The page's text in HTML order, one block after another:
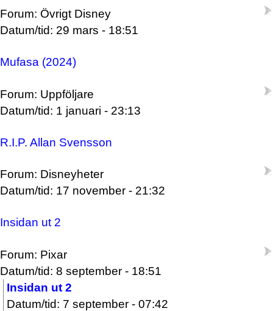
Forum: Övrigt Disney
Datum/tid: 29 mars - 18:51
Mufasa (2024)
Forum: Uppföljare
Datum/tid: 1 januari - 23:13
R.I.P. Allan Svensson
Forum: Disneyheter
Datum/tid: 17 november - 21:32
Insidan ut 2
Forum: Pixar
Datum/tid: 8 september - 18:51
Insidan ut 2
Datum/tid: 7 september - 07:42